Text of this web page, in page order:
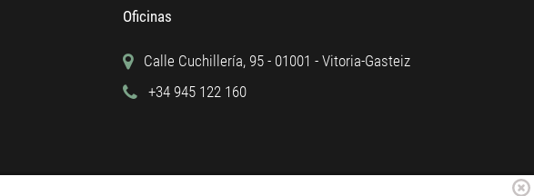
Oficinas
Calle Cuchillería, 95 - 01001 - Vitoria-Gasteiz
+34 945 122 160